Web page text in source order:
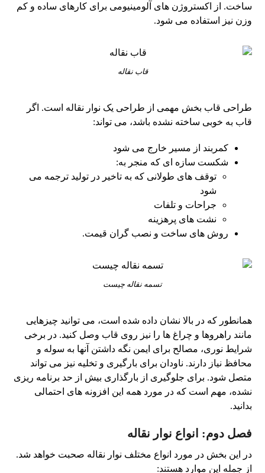
ساخت. از اکستروژن های آلومینیومی برای کارهای ساده و کم
وزن نیز استفاده می شود.
قاب نقاله
طراحی قاب بخش مهمی از طراحی یک نوار نقاله است. اگر
قاب به خوبی ساخته نشده باشد، می تواند:
کمربند از مسیر خارج می شود
شکست سازه ای که منجر به:
توقف های طولانی که به تاخیر در تولید ترجمه می
شود
جراحات و تلفات
نشت های پرهزینه
روش های ساخت و نصب گران قیمت.
تسمه نقاله چیست
همانطور که در بالا نشان داده شده است، می توانید چیزهایی
مانند راهروها و چراغ ها را نیز روی قاب وصل کنید. در برخی
شرایط نوری، مصالح برای ایمن نگه داشتن آنها به سوله و
محافظ نیاز دارند. ناودان برای بارگیری و تخلیه نیز می تواند
متصل شود. برای جلوگیری از بارگذاری بیش از حد برنامه ریزی
نشده، مهم است که در مورد همه این افزونه های احتمالی
بدانید.
فصل دوم: انواع نوار نقاله
در این بخش در مورد انواع مختلف نوار نقاله صحبت خواهد شد.
از جمله این موارد هستند: